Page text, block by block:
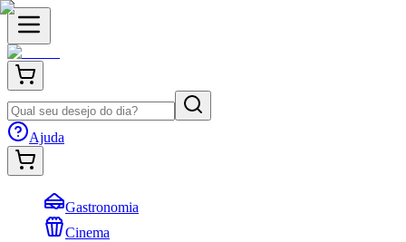
Ajuda
Gastronomia
Cinema